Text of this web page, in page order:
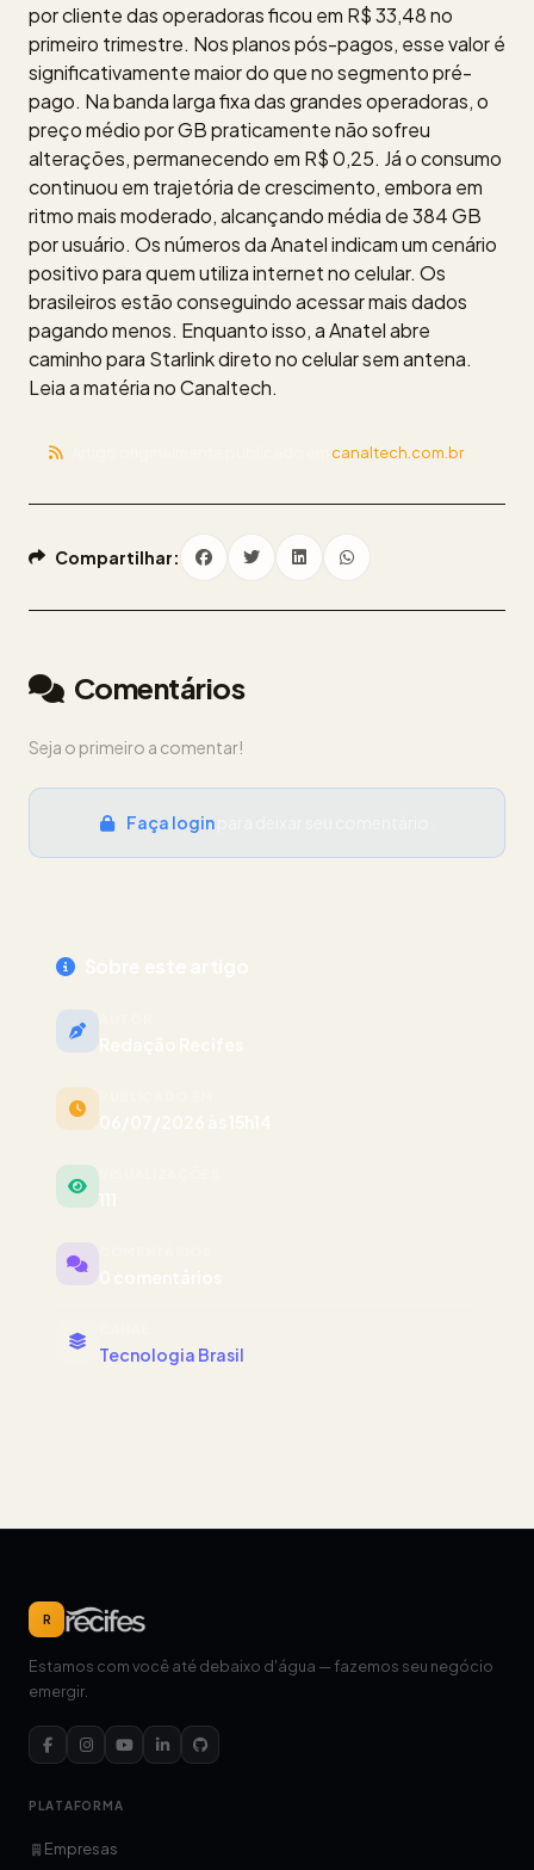
por cliente das operadoras ficou em R$ 33,48 no
primeiro trimestre. Nos planos pós-pagos, esse valor é
significativamente maior do que no segmento pré-
pago. Na banda larga fixa das grandes operadoras, o
preço médio por GB praticamente não sofreu
alterações, permanecendo em R$ 0,25. Já o consumo
continuou em trajetória de crescimento, embora em
ritmo mais moderado, alcançando média de 384 GB
por usuário. Os números da Anatel indicam um cenário
positivo para quem utiliza internet no celular. Os
brasileiros estão conseguindo acessar mais dados
pagando menos. Enquanto isso, a Anatel abre
caminho para Starlink direto no celular sem antena.
Leia a matéria no Canaltech.
canaltech.com.br
Compartilhar:
Comentários
Seja o primeiro a comentar!
Faça login
Tecnologia Brasil
R
Estamos com você até debaixo d'água — fazemos seu negócio
emergir.
PLATAFORMA
Empresas